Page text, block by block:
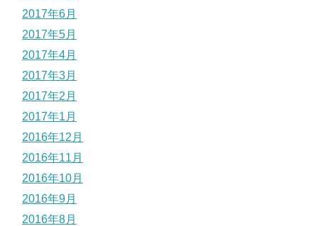
2017年6月
2017年5月
2017年4月
2017年3月
2017年2月
2017年1月
2016年12月
2016年11月
2016年10月
2016年9月
2016年8月